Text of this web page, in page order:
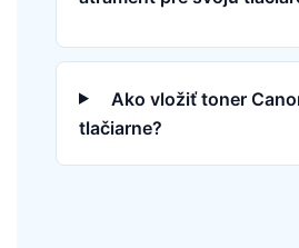
Ako vložiť toner
tlačiarne?